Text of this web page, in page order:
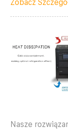
Zobacz
Nasze